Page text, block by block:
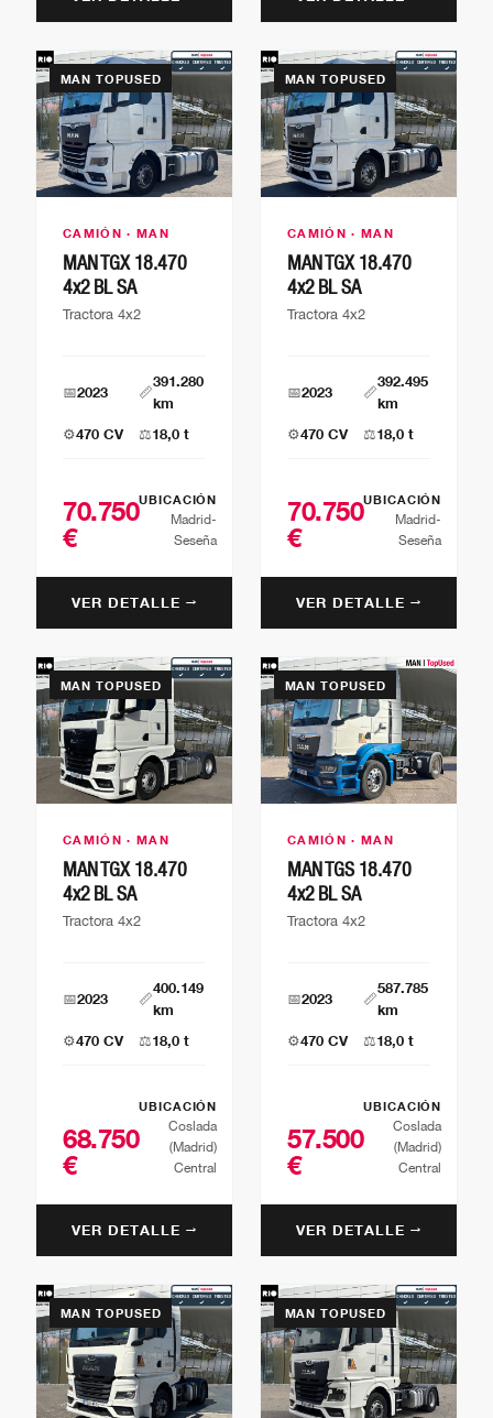
MAN TOPUSED
CAMIÓN · MAN
MAN TGX 18.470
4x2 BL SA
Tractora 4x2
📅2023 📏
391.280
km
⚙️470 CV ⚖️18,0 t
70.750
€
UBICACIÓN
Madrid-
Seseña
VER DETALLE →
MAN TOPUSED
CAMIÓN · MAN
MAN TGX 18.470
4x2 BL SA
Tractora 4x2
📅2023 📏
392.495
km
⚙️470 CV ⚖️18,0 t
70.750
€
UBICACIÓN
Madrid-
Seseña
VER DETALLE →
MAN TOPUSED
CAMIÓN · MAN
MAN TGX 18.470
4x2 BL SA
Tractora 4x2
📅2023 📏
400.149
km
⚙️470 CV ⚖️18,0 t
68.750
€
UBICACIÓN
Coslada
(Madrid)
Central
VER DETALLE →
MAN TOPUSED
CAMIÓN · MAN
MAN TGS 18.470
4x2 BL SA
Tractora 4x2
📅2023 📏
587.785
km
⚙️470 CV ⚖️18,0 t
57.500
€
UBICACIÓN
Coslada
(Madrid)
Central
VER DETALLE →
MAN TOPUSED MAN TOPUSED